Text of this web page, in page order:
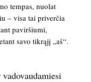
tempas, nuolat
– visa tai priverčia
paviršiumi,
savo tikrąjį „aš“.